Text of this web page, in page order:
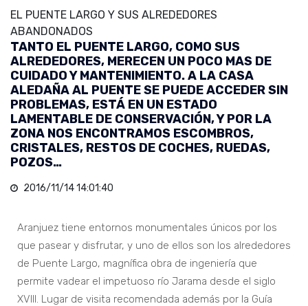
EL PUENTE LARGO Y SUS ALREDEDORES
ABANDONADOS
TANTO EL PUENTE LARGO, COMO SUS
ALREDEDORES, MERECEN UN POCO MAS DE
CUIDADO Y MANTENIMIENTO. A LA CASA
ALEDAÑA AL PUENTE SE PUEDE ACCEDER SIN
PROBLEMAS, ESTÁ EN UN ESTADO
LAMENTABLE DE CONSERVACIÓN, Y POR LA
ZONA NOS ENCONTRAMOS ESCOMBROS,
CRISTALES, RESTOS DE COCHES, RUEDAS,
POZOS…
2016/11/14 14:01:40
Aranjuez tiene entornos monumentales únicos por los
que pasear y disfrutar, y uno de ellos son los alrededores
de Puente Largo, magnífica obra de ingeniería que
permite vadear el impetuoso río Jarama desde el siglo
XVIII. Lugar de visita recomendada además por la Guía